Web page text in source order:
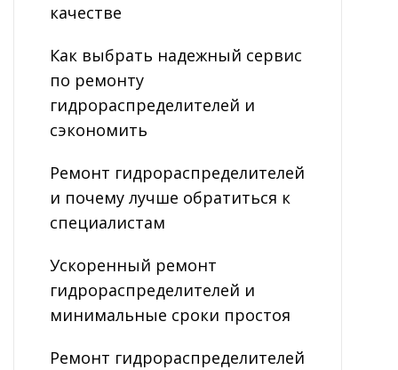
качестве
Как выбрать надежный сервис
по ремонту
гидрораспределителей и
сэкономить
Ремонт гидрораспределителей
и почему лучше обратиться к
специалистам
Ускоренный ремонт
гидрораспределителей и
минимальные сроки простоя
Ремонт гидрораспределителей